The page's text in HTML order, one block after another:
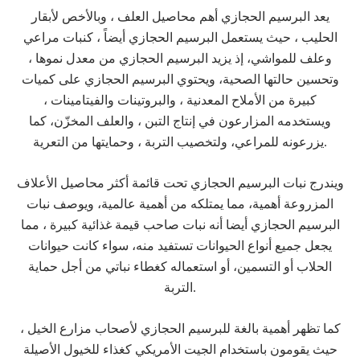
يعد البرسيم الحجازي أهم محاصيل العلف ، وبالأخص لأبقار
الحليب ، حيث يستعمل البرسيم الحجازي أيضاً ، كنبات مراعي
وعلف للمواشي، إذ يزيد البرسيم الحجازي من معدل نموها ،
وتحسين حالتها الصحية، ويحتوي البرسيم الحجازي على كميات
كبيرة من الأملاح المعدنية ، والبروتينات والفيتامينات ،
ويستخدمه المزارعون في إنتاج التبن ، والعلف المخزّن، كما
يزرعونه للمراعي، ولتخصيب التربة ، وحمايتها من التعرية.
ويندرج نبات البرسيم الحجازي تحت قائمة أكثر محاصيل الأعلاف
المزروعة أهمية، مما يمتلكه من أهمية عالمية، ويوصف نبات
البرسيم الحجازي أيضا أنه نبات صاحب قيمة غذائية كبيرة ، مما
يجعل جميع أنواع الحيوانات تستفيد منه، سواء كانت حيوانات
الحلاب أو التسمين، أو استعماله كغطاء نباتي من أجل حماية
التربة.
كما تظهر أهمية بالغة للبرسيم الحجازي لأصحاب مزارع الخيل ،
حيث يقومون باستخدام الجيت الأمريكي كغذاء للخيول الأصيلة